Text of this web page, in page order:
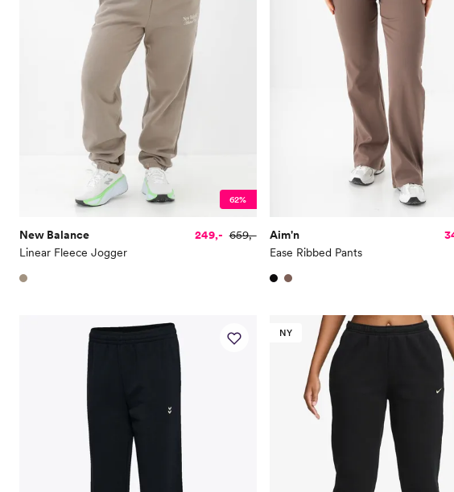
62%
New Balance
Linear Fleece Jogger
249,- 659,-
Aim'n
Ease Ribbed Pants
NY